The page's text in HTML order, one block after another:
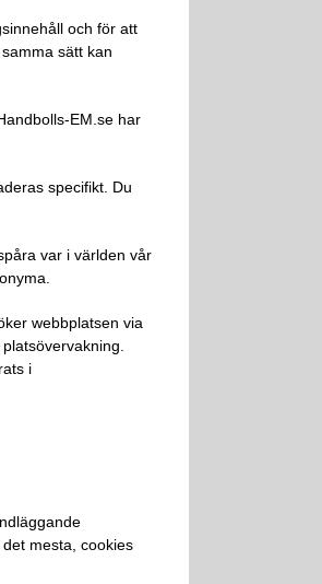
och för att
sätt kan
EM.se har
specifikt. Du
var i världen vår
webbplatsen via
i
mesta, cookies